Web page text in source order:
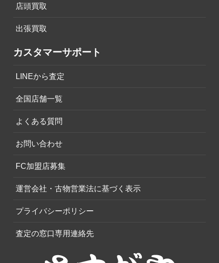
店頭買取
出張買取
カスタマーサポート
LINEから査定
全国店舗一覧
よくある質問
お問い合わせ
FC加盟店募集
運営会社・古物営業法に基づく表示
プライバシーポリシー
査定の窓口専用連絡先